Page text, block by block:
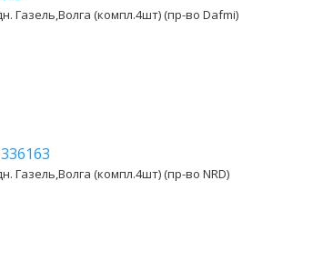
Газель,Волга (компл.4шт) (пр-во Dafmi)
336163
Газель,Волга (компл.4шт) (пр-во NRD)